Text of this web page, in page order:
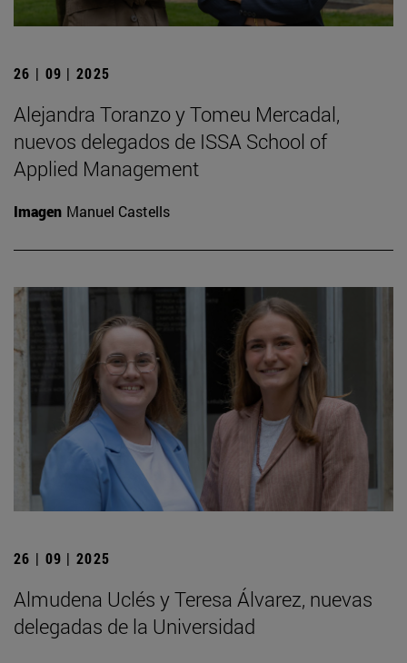
26 | 09 | 2025
Alejandra Toranzo y Tomeu Mercadal,
nuevos delegados de ISSA School of
Applied Management
Imagen Manuel Castells
26 | 09 | 2025
Almudena Uclés y Teresa Álvarez, nuevas
delegadas de la Universidad